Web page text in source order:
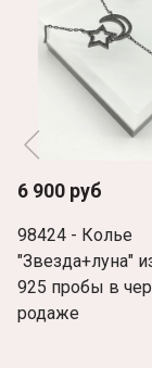
6 900 руб
98424 - Колье
"Звезда+луна"
925 пробы в
родаже